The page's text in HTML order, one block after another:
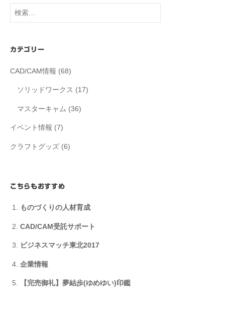
検
索:
カテゴリー
CAD/CAM情報 (68)
ソリッドワークス (17)
マスターキャム (36)
イベント情報 (7)
クラフトグッズ (6)
こちらもおすすめ
ものづくりの人材育成
CAD/CAM受託サポート
ビジネスマッチ東北2017
企業情報
【完売御礼】夢結歩(ゆめゆい)印鑑